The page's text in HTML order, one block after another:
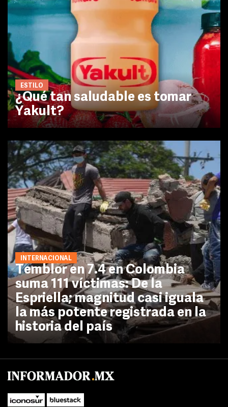
ESTILO
¿Qué tan saludable es tomar
Yakult?
INTERNACIONAL
Temblor en 7.4 en Colombia
suma 111 víctimas: De la
Espriella; magnitud casi iguala
la más potente registrada en la
historia del país